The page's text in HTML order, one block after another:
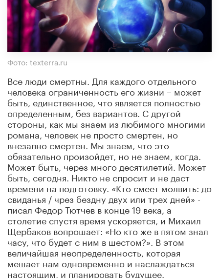
Фото: texterra.ru
Все люди смертны. Для каждого отдельного
человека ограниченность его жизни – может
быть, единственное, что является полностью
определенным, без вариантов. С другой
стороны, как мы знаем из любимого многими
романа, человек не просто смертен, но
внезапно смертен. Мы знаем, что это
обязательно произойдет, но не знаем, когда.
Может быть, через много десятилетий. Может
быть, сегодня. Никто не спросит и не даст
времени на подготовку. «Кто смеет молвить: до
свиданья / чрез бездну двух или трех дней» -
писал Федор Тютчев в конце 19 века, а
столетие спустя время ускоряется, и Михаил
Щербаков вопрошает: «Но кто же в пятом знал
часу, что будет с ним в шестом?». В этом
величайшая неопределенность, которая
мешает нам одновременно и наслаждаться
настоящим, и планировать будущее.